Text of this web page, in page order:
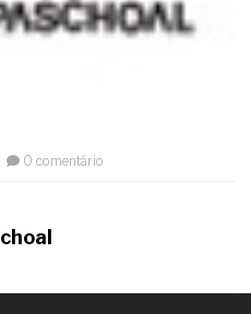
0 comentário